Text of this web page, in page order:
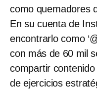
como quemadores
En su cuenta de
encontrarlo como
con más de 60 mil
compartir
de ejercicios